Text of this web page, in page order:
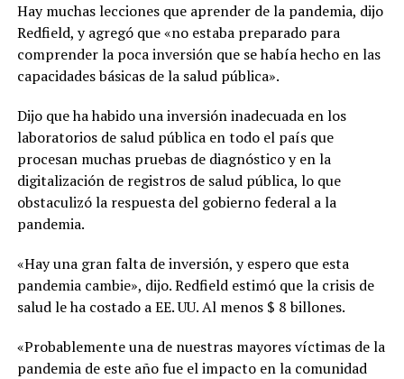
Hay muchas lecciones que aprender de la pandemia, dijo
Redfield, y agregó que «no estaba preparado para
comprender la poca inversión que se había hecho en las
capacidades básicas de la salud pública».
Dijo que ha habido una inversión inadecuada en los
laboratorios de salud pública en todo el país que
procesan muchas pruebas de diagnóstico y en la
digitalización de registros de salud pública, lo que
obstaculizó la respuesta del gobierno federal a la
pandemia.
«Hay una gran falta de inversión, y espero que esta
pandemia cambie», dijo. Redfield estimó que la crisis de
salud le ha costado a EE. UU. Al menos $ 8 billones.
«Probablemente una de nuestras mayores víctimas de la
pandemia de este año fue el impacto en la comunidad